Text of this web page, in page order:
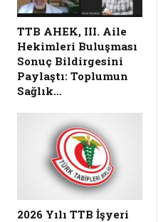
TTB AHEK, III. Aile
Hekimleri Buluşması
Sonuç Bildirgesini
Paylaştı: Toplumun
Sağlık…
2026 Yılı TTB İşyeri